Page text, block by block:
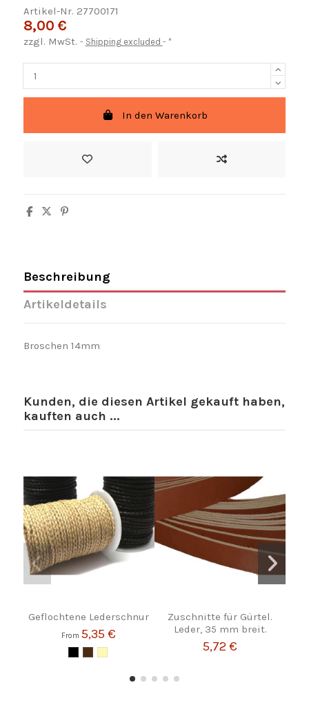
Artikel-Nr. 27700171
8,00 €
zzgl. MwSt. Shipping excluded *
In den Warenkorb
Beschreibung
Artikeldetails
Broschen 14mm
Kunden, die diesen Artikel gekauft haben,
kauften auch ...
Geflochtene Lederschnur
From5,35 €
Zuschnitte für Gürtel.
Leder, 35 mm breit.
5,72 €